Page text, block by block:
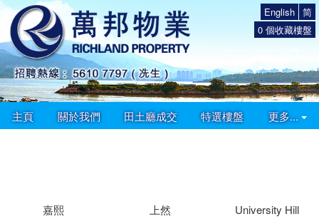
简
English
0 個收藏樓盤
主頁 關於我們 田土廳成交 特選樓盤 更多...
嘉熙 上然 University Hill